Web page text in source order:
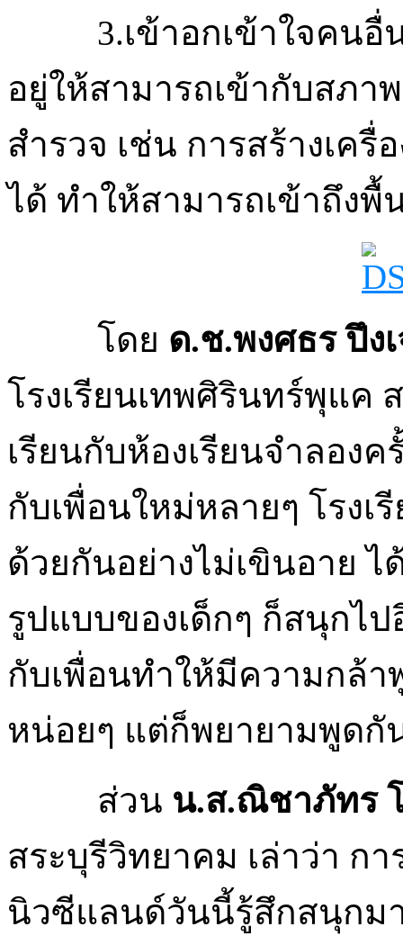
3.เข้าอกเข้าใจคน
อยู่ให้สามารถเข้ากับสภ
สำรวจ เช่น การสร้างเค
ได้ ทำให้สามารถเข้าถึงพื้
โดย ด.ช.พงศธร ปึง
โรงเรียนเทพศิรินทร์พุแค
เรียนกับห้องเรียนจำลอง
กับเพื่อนใหม่หลายๆ โรง
ด้วยกันอย่างไม่เขินอาย
รูปแบบของเด็กๆ ก็สนุกไ
กับเพื่อนทำให้มีความกล้
หน่อยๆ แต่ก็พยายามพูดกั
ส่วน น.ส.ณิชาภัทร
สระบุรีวิทยาคม เล่าว่า ก
นิวซีแลนด์วันนี้รู้สึกสนุกม